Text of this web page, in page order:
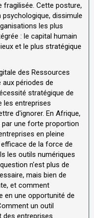
fragilisée. Cette posture,
dissimule
les plus
: le capital humain
et le plus stratégique
des Ressources
aux périodes de
stratégique de
les entreprises
d'ignorer. En Afrique,
une forte proportion
en pleine
de la force de
les outils numériques
n'est plus de
mais bien de
et comment
en une opportunité de
un outil
des entreprises